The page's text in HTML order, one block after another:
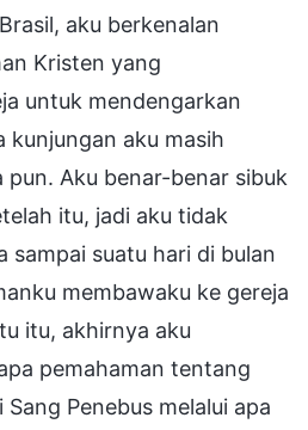
aku berkenalan
Kristen yang
untuk mendengarkan
aku masih
pun. Aku benar-benar sibuk
itu, jadi aku tidak
sampai suatu hari di bulan
membawaku ke gereja
itu, akhirnya aku
pemahaman tentang
Penebus melalui apa